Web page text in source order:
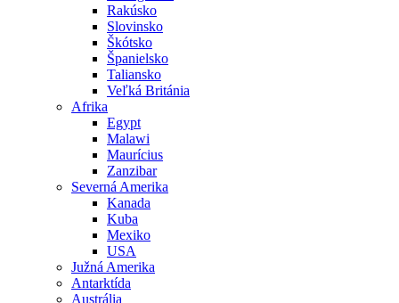
Rakúsko
Slovinsko
Škótsko
Španielsko
Taliansko
Veľká Británia
Afrika
Egypt
Malawi
Maurícius
Zanzibar
Severná Amerika
Kanada
Kuba
Mexiko
USA
Južná Amerika
Antarktída
Austrália